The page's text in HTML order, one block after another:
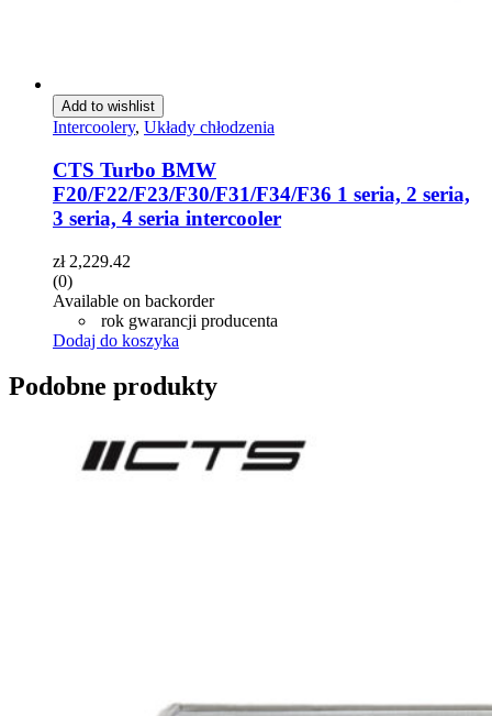
Add to wishlist
Intercoolery, Układy chłodzenia
CTS Turbo BMW
F20/F22/F23/F30/F31/F34/F36 1 seria, 2 seria,
3 seria, 4 seria intercooler
zł2,229.42
(0)
Available on backorder
rok gwarancji producenta
Dodaj do koszyka
Podobne produkty